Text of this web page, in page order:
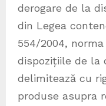
derogare de la
din Legea
554/2004,
dispozițiile de la
delimitează cu
produse asupra